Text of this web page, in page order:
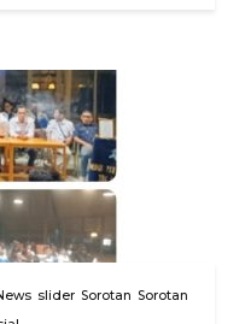
slider Sorotan Sorotan